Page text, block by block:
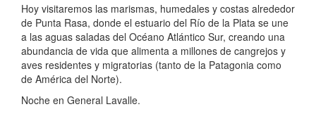
Hoy visitaremos las marismas, humedales y costas alrededor
de Punta Rasa, donde el estuario del Río de la Plata se une
a las aguas saladas del Océano Atlántico Sur, creando una
abundancia de vida que alimenta a millones de cangrejos y
aves residentes y migratorias (tanto de la Patagonia como
de América del Norte).
Noche en General Lavalle.